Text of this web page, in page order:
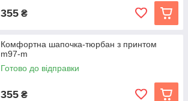
355 ₴
Комфортна шапочка-тюрбан з принтом
m97-m
Готово до відправки
355 ₴